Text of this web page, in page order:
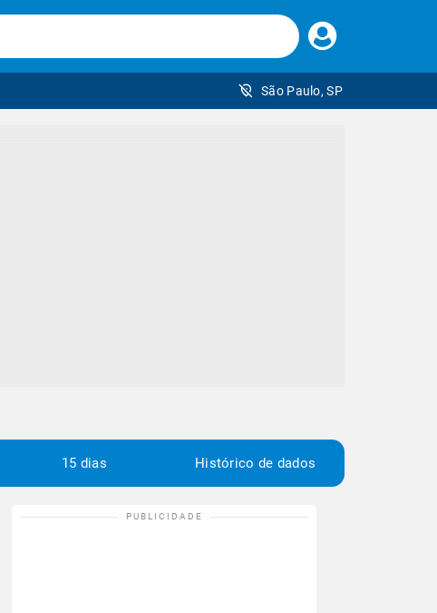
Faça
seu
São Paulo, SP
15 dias Histórico de dados